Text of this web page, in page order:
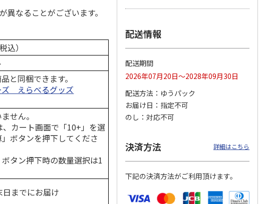
アニメ『ジョジョの
セッ…
5.0（7）
1,969円
優勝力士純金製小判
605,000円
おもちもちもちクッ
ション
4,950円
(送料別・税込)
なることがございます。
込）
と同梱できます。
ズ えらべるグッズ
せん。
カート画面で「10+」を選
ボタンを押下してくださ
タン押下時の数量選択は1
までにお届け
配送情報
配送期間
2026年07月20日～2028年09月30日
配送方法
ゆうパック
お届け日
指定不可
のし
対応不可
決済方法 詳細はこちら
下記の決済方法がご利用頂けます。